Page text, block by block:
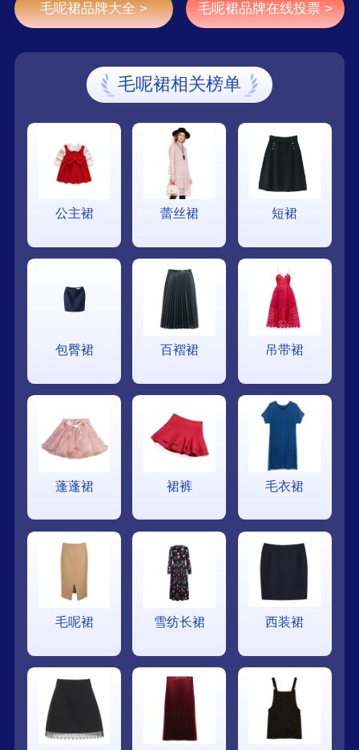
毛呢裙品牌大全 > 毛呢裙品牌在线投票 >
毛呢裙相关榜单
公主裙 蕾丝裙 短裙
包臀裙 百褶裙 吊带裙
蓬蓬裙 裙裤 毛衣裙
毛呢裙 雪纺长裙 西装裙